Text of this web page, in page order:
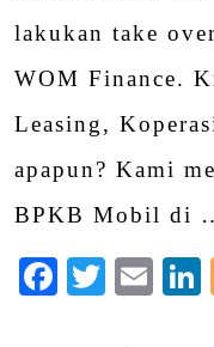
lakukan take
WOM Finance.
Leasing,
apapun? Kami
BPKB Mobil di